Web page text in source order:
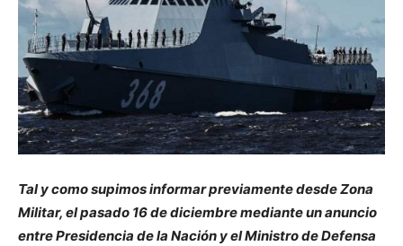
Tal y como supimos informar previamente desde Zona
Militar, el pasado 16 de diciembre mediante un anuncio
entre Presidencia de la Nación y el Ministro de Defensa